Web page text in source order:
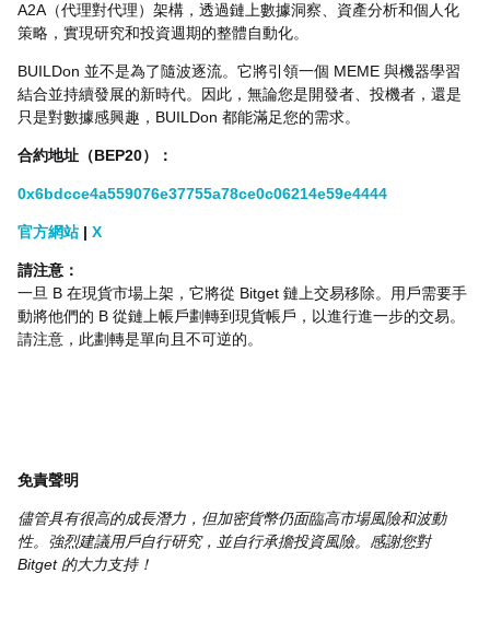
A2A（代理對代理）架構，透過鏈上數據洞察、資產分析和個人化
策略，實現研究和投資週期的整體自動化。
BUILDon 並不是為了隨波逐流。它將引領一個 MEME 與機器學習
結合並持續發展的新時代。因此，無論您是開發者、投機者，還是
只是對數據感興趣，BUILDon 都能滿足您的需求。
合約地址（BEP20）：
0x6bdcce4a559076e37755a78ce0c06214e59e4444
官方網站 | X
請注意：
一旦 B 在現貨市場上架，它將從 Bitget 鏈上交易移除。用戶需要手
動將他們的 B 從鏈上帳戶劃轉到現貨帳戶，以進行進一步的交易。
請注意，此劃轉是單向且不可逆的。
免責聲明
儘管具有很高的成長潛力，但加密貨幣仍面臨高市場風險和波動
性。強烈建議用戶自行研究，並自行承擔投資風險。感謝您對
Bitget 的大力支持！